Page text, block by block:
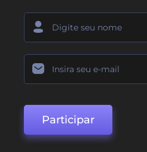
Participar